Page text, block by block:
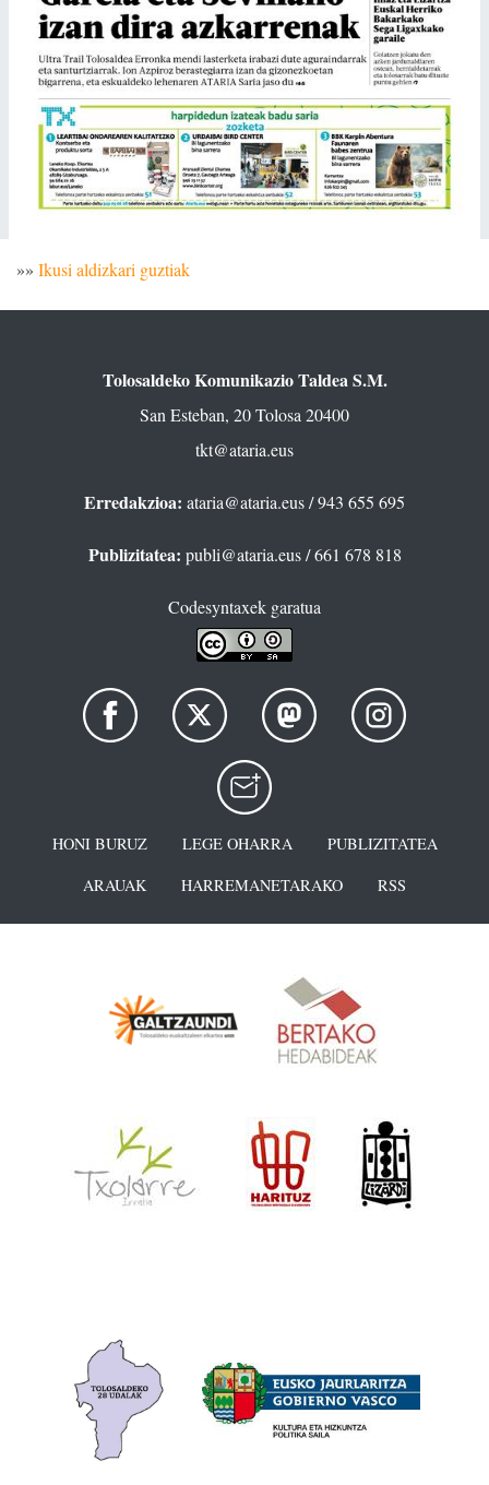
»» Ikusi aldizkari guztiak
Tolosaldeko Komunikazio Taldea S.M.
San Esteban, 20 Tolosa 20400
tkt@ataria.eus
Erredakzioa: ataria@ataria.eus/ 943 655 695
Publizitatea: publi@ataria.eus/ 661 678 818
Codesyntaxek garatua
HONI BURUZ LEGE OHARRA
PUBLIZITATEA
ARAUAK
HARREMANETARAKO RSS